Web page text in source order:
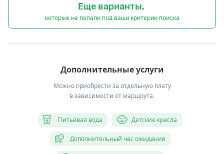
Еще варианты,
которые не попали под ваши критерии поиска
Дополнительные услуги
Можно приобрести за отдельную плату
в зависимости от маршрута.
Питьевая вода Детские кресла
Дополнительный час ожидания